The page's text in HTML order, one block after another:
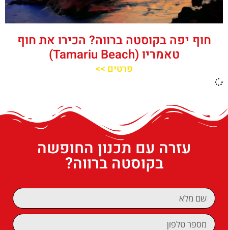
חוף יפה בקוסטה ברווה? הכירו את חוף
טאמריו (Tamariu Beach)
פרטים >>
עזרה עם תכנון החופשה
בקוסטה ברווה?